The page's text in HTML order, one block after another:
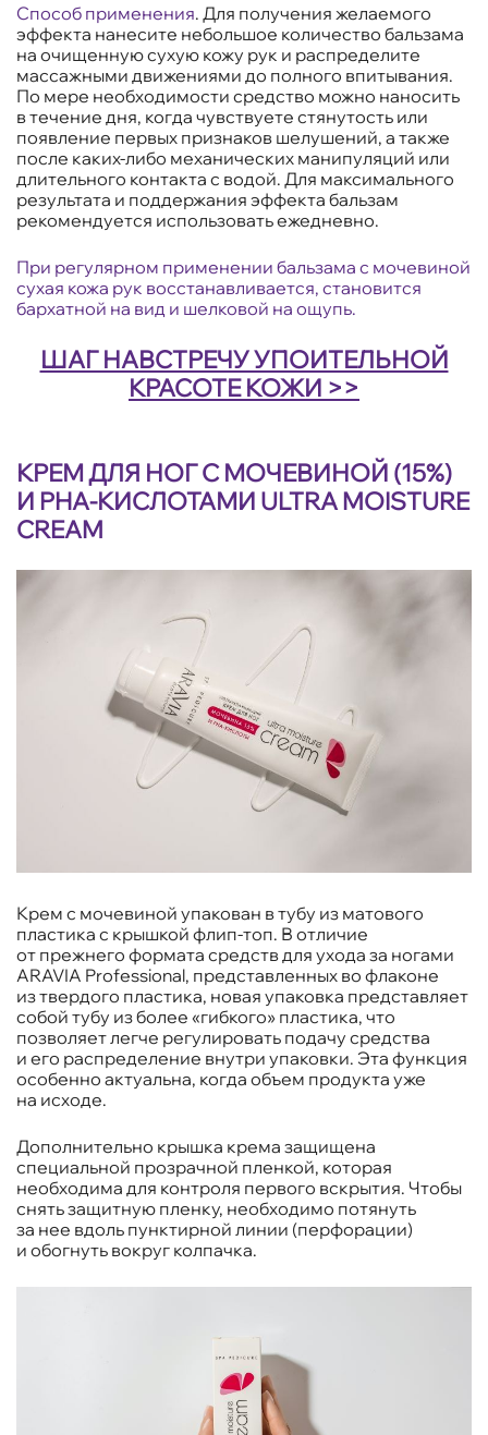
Способ применения. Для получения желаемого
эффекта нанесите небольшое количество бальзама
на очищенную сухую кожу рук и распределите
массажными движениями до полного впитывания.
По мере необходимости средство можно наносить
в течение дня, когда чувствуете стянутость или
появление первых признаков шелушений, а также
после каких-либо механических манипуляций или
длительного контакта с водой. Для максимального
результата и поддержания эффекта бальзам
рекомендуется использовать ежедневно.
При регулярном применении бальзама с мочевиной
сухая кожа рук восстанавливается, становится
бархатной на вид и шелковой на ощупь.
ШАГ НАВСТРЕЧУ УПОИТЕЛЬНОЙ
КРАСОТЕ КОЖИ >>
КРЕМ ДЛЯ НОГ С МОЧЕВИНОЙ (15%)
И PHA-КИСЛОТАМИ ULTRA MOISTURE
CREAM
Крем с мочевиной упакован в тубу из матового
пластика с крышкой флип-топ. В отличие
от прежнего формата средств для ухода за ногами
ARAVIA Professional, представленных во флаконе
из твердого пластика, новая упаковка представляет
собой тубу из более «гибкого» пластика, что
позволяет легче регулировать подачу средства
и его распределение внутри упаковки. Эта функция
особенно актуальна, когда объем продукта уже
на исходе.
Дополнительно крышка крема защищена
специальной прозрачной пленкой, которая
необходима для контроля первого вскрытия. Чтобы
снять защитную пленку, необходимо потянуть
за нее вдоль пунктирной линии (перфорации)
и обогнуть вокруг колпачка.